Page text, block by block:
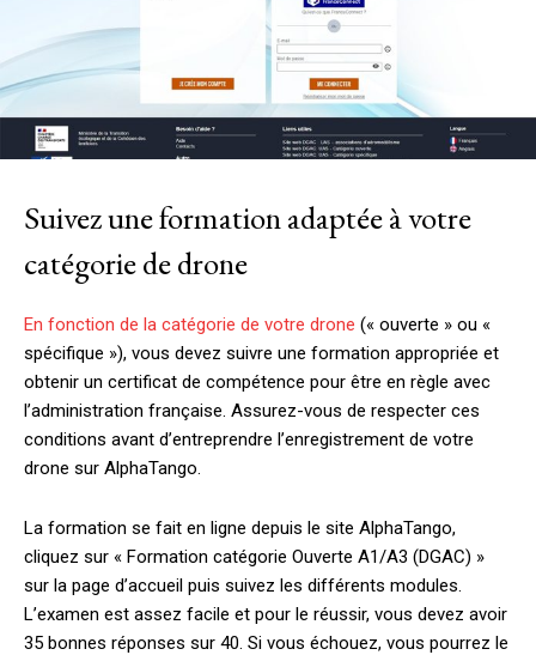
Suivez une formation adaptée à votre
catégorie de drone
En fonction de la catégorie de votre drone (« ouverte » ou «
spécifique »), vous devez suivre une formation appropriée et
obtenir un certificat de compétence pour être en règle avec
l’administration française. Assurez-vous de respecter ces
conditions avant d’entreprendre l’enregistrement de votre
drone sur AlphaTango.
La formation se fait en ligne depuis le site AlphaTango,
cliquez sur « Formation catégorie Ouverte A1/A3 (DGAC) »
sur la page d’accueil puis suivez les différents modules.
L’examen est assez facile et pour le réussir, vous devez avoir
35 bonnes réponses sur 40. Si vous échouez, vous pourrez le